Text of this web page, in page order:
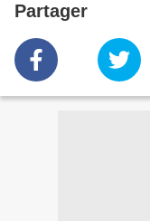
Partager